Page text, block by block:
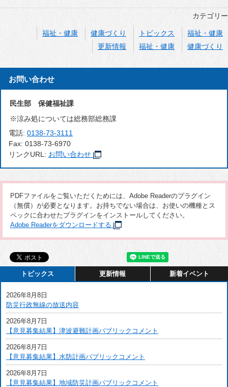
カテゴリー
福祉・健康 健康づくり トピックス
福祉・健康
更新情報
福祉・健康 健康づくり
お問い合わせ
民生部 保健福祉課
※涼み処については総務部総務課
電話: 0138-73-3111
Fax: 0138-73-6970
リンクURL: お問い合わせ
PDFファイルをご覧いただくためには、Adobe Readerのプラグイン
（無償）が必要となります。お持ちでない場合は、お使いの機種とス
ペックに合わせたプラグインをインストールしてください。
Adobe Readerをダウンロードする
トピックス 更新情報 新着イベント
2026年8月8日
防災行政無線の放送内容
2026年8月7日
【意見募集結果】津波避難計画パブリックコメント
2026年8月7日
【意見募集結果】水防計画パブリックコメント
2026年8月7日
【意見募集結果】地域防災計画パブリックコメント